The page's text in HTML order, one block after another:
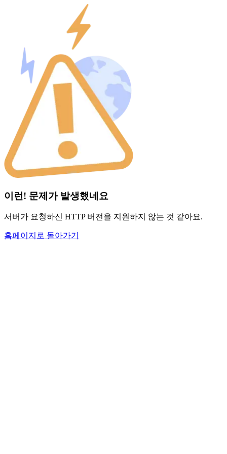
이런! 문제가 발생했네요
서버가 요청하신 HTTP 버전을 지원하지 않는 것 같아요.
홈페이지로 돌아가기